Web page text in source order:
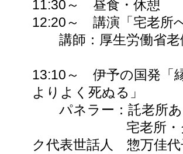
11:30～ 昼食・休憩
12:20～ 講演「宅老所
講師：厚生労働省老
13:10～ 伊予の国発「
よりよく死ぬる」
パネラー：託老所あ
宅老所・グルー
ク代表世話人 惣万佳